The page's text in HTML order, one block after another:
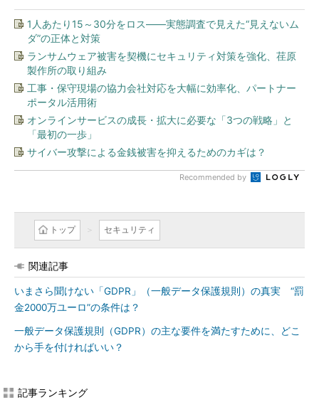
1人あたり15～30分をロス――実態調査で見えた“見えないム
ダ”の正体と対策
ランサムウェア被害を契機にセキュリティ対策を強化、荏原
製作所の取り組み
工事・保守現場の協力会社対応を大幅に効率化、パートナー
ポータル活用術
オンラインサービスの成長・拡大に必要な「3つの戦略」と
「最初の一歩」
サイバー攻撃による金銭被害を抑えるためのカギは？
Recommended by
トップ セキュリティ
関連記事
いまさら聞けない「GDPR」（一般データ保護規則）の真実 “罰
金2000万ユーロ”の条件は？
一般データ保護規則（GDPR）の主な要件を満たすために、どこ
から手を付ければいい？
記事ランキング